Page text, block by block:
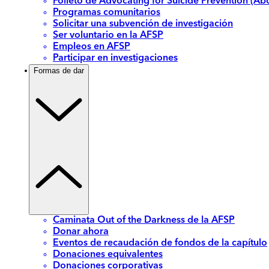
Programas comunitarios
Solicitar una subvención de investigación
Ser voluntario en la AFSP
Empleos en AFSP
Participar en investigaciones
Formas de dar
Caminata Out of the Darkness de la AFSP
Donar ahora
Eventos de recaudación de fondos de la capítulo
Donaciones equivalentes
Donaciones corporativas